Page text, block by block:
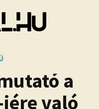
a
jére való